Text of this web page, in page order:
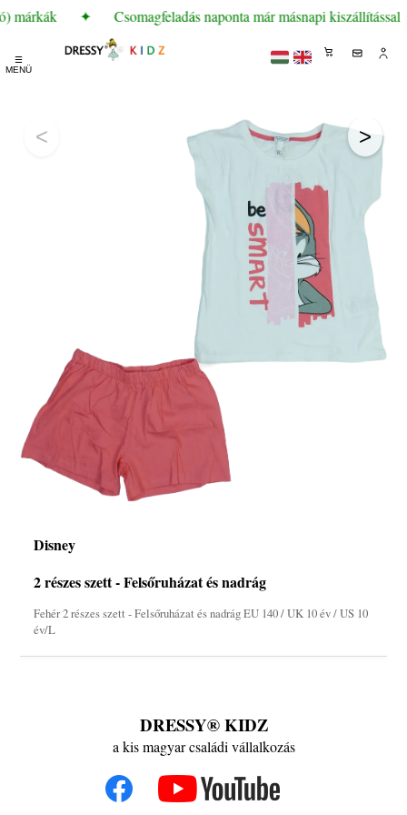
márkák ✦ Csomagfeladás naponta már másnapi kiszállítással
☰
MENÜ
< >
Disney
2 részes szett - Felsőruházat és nadrág
Fehér 2 részes szett - Felsőruházat és nadrág EU 140 / UK 10 év / US 10
év/L
DRESSY® KIDZ
a kis magyar családi vállalkozás